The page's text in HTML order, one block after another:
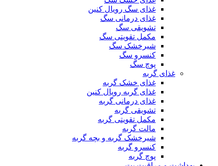
غذای سگ رویال کنین
غذای درمانی سگ
تشویقی سگ
مکمل تقویتی سگ
شیرخشک سگ
کنسرو سگ
پوچ سگ
غذای گربه
غذای خشک گربه
غذای گربه رویال کنین
غذای درمانی گربه
تشویقی گربه
مکمل تقویتی گربه
مالت گربه
شیرخشک گربه و بچه گربه
کنسرو گربه
پوچ گربه